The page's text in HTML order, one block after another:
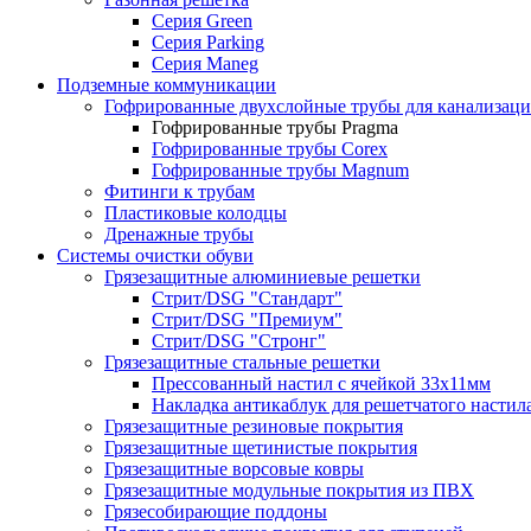
Серия Green
Серия Parking
Серия Maneg
Подземные коммуникации
Гофрированные двухслойные трубы для
Гофрированные трубы Pragma
Гофрированные трубы Corex
Гофрированные трубы Magnum
Фитинги к трубам
Пластиковые колодцы
Дренажные трубы
Системы очистки обуви
Грязезащитные алюминиевые решетки
Стрит/DSG "Стандарт"
Стрит/DSG "Премиум"
Стрит/DSG "Стронг"
Грязезащитные стальные решетки
Прессованный настил с ячейкой 33х11мм
Накладка антикаблук для решетчатого
Грязезащитные резиновые покрытия
Грязезащитные щетинистые покрытия
Грязезащитные ворсовые ковры
Грязезащитные модульные покрытия из ПВХ
Грязесобирающие поддоны